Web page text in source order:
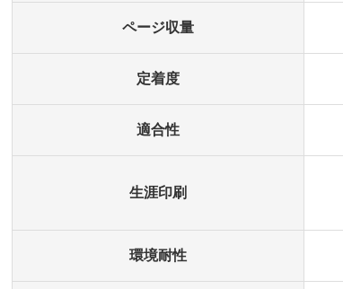
ページ収量
定着度
適合性
生涯印刷
環境耐性